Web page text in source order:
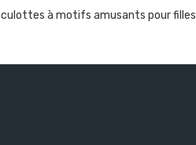
culottes à motifs amusants pour filles